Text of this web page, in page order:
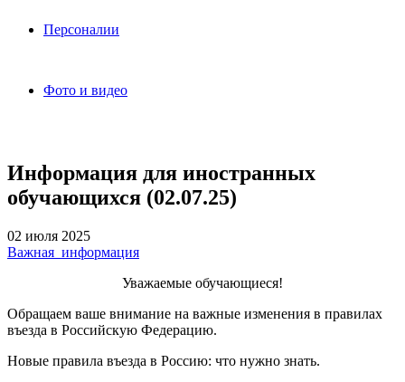
Персоналии
Фото и видео
Информация для иностранных
обучающихся (02.07.25)
02 июля 2025
Важная_информация
Уважаемые обучающиеся!
Обращаем ваше внимание на важные изменения в правилах
въезда в Российскую Федерацию.
Новые правила въезда в Россию: что нужно знать.